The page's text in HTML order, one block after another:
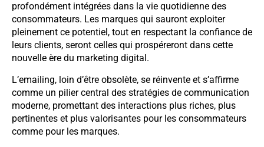
profondément intégrées dans la vie quotidienne des
consommateurs. Les marques qui sauront exploiter
pleinement ce potentiel, tout en respectant la confiance de
leurs clients, seront celles qui prospéreront dans cette
nouvelle ère du marketing digital.
L’emailing, loin d’être obsolète, se réinvente et s’affirme
comme un pilier central des stratégies de communication
moderne, promettant des interactions plus riches, plus
pertinentes et plus valorisantes pour les consommateurs
comme pour les marques.